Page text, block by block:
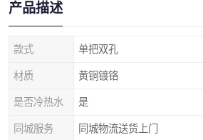
产品描述
款式 单把双孔
材质 黄铜镀铬
是否冷热水 是
同城服务 同城物流送货上门